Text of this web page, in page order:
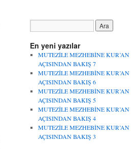
En yeni yazılar
MUTEZİLE MEZHEBİNE KUR’AN
AÇISINDAN BAKIŞ 7
MUTEZİLE MEZHEBİNE KUR’AN
AÇISINDAN BAKIŞ 6
MUTEZİLE MEZHEBİNE KUR’AN
AÇISINDAN BAKIŞ 5
MUTEZİLE MEZHEBİNE KUR’AN
AÇISINDAN BAKIŞ 4
MUTEZİLE MEZHEBİNE KUR’AN
AÇISINDAN BAKIŞ 3